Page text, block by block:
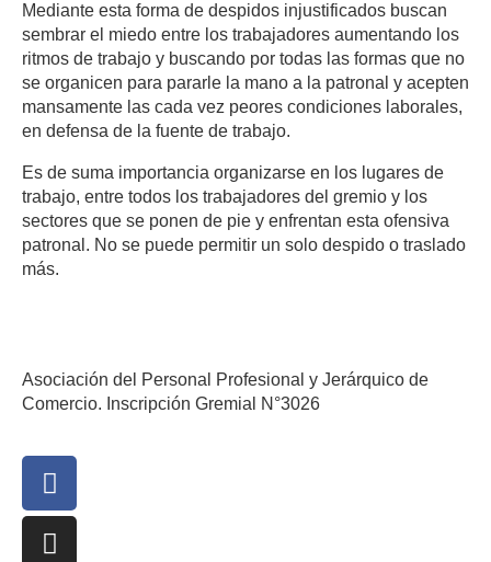
Mediante esta forma de despidos injustificados buscan
sembrar el miedo entre los trabajadores aumentando los
ritmos de trabajo y buscando por todas las formas que no
se organicen para pararle la mano a la patronal y acepten
mansamente las cada vez peores condiciones laborales,
en defensa de la fuente de trabajo.
Es de suma importancia organizarse en los lugares de
trabajo, entre todos los trabajadores del gremio y los
sectores que se ponen de pie y enfrentan esta ofensiva
patronal. No se puede permitir un solo despido o traslado
más.
Asociación del Personal Profesional y Jerárquico de
Comercio. Inscripción Gremial N°3026